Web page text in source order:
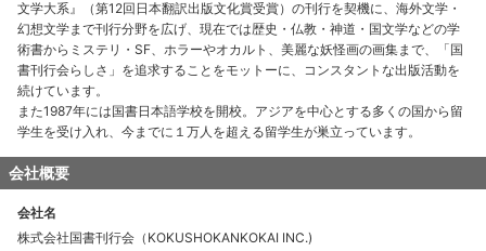
文学大系』（第12回日本翻訳出版文化賞受賞）の刊行を契機に、海外文学・
幻想文学まで刊行分野を広げ、現在では歴史・仏教・神道・国文学などの学
術書からミステリ・SF、ホラーやオカルト、美麗な妖怪画の画集まで、「国
書刊行会らしさ」を追求することをモットーに、コンスタントな出版活動を
続けています。
また1987年には国書日本語学校を開校。アジアを中心とする多くの国から留
学生を受け入れ、今までに１万人を超える留学生が巣立っています。
会社概要
会社名
株式会社国書刊行会（KOKUSHOKANKOKAI INC.)